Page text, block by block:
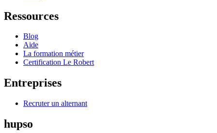
Ressources
Blog
Aide
La formation métier
Certification Le Robert
Entreprises
Recruter un alternant
hupso